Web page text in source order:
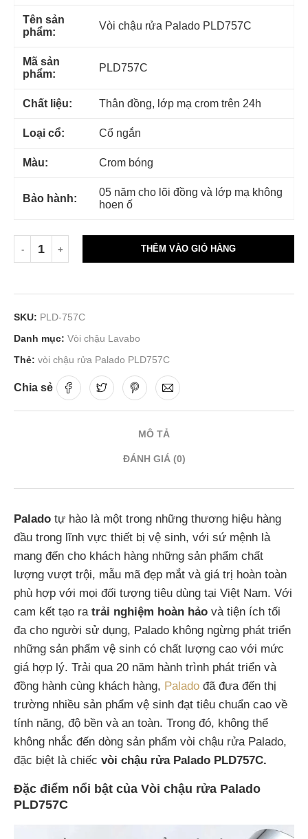
Tên sản
phẩm:
Vòi chậu rửa Palado PLD757C
Mã sản
phẩm:
PLD757C
Chất liệu: Thân đồng, lớp mạ crom trên 24h
Loại cổ: Cổ ngắn
Màu: Crom bóng
Bảo hành:
05 năm cho lõi đồng và lớp mạ không
hoen ố
THÊM VÀO GIỎ HÀNG
SKU: PLD-757C
Danh mục: Vòi chậu Lavabo
Thẻ: vòi chậu rửa Palado PLD757C
Chia sẻ
MÔ TẢ
ĐÁNH GIÁ (0)
Palado tự hào là một trong những thương hiệu hàng
đầu trong lĩnh vực thiết bị vệ sinh, với sứ mệnh là
mang đến cho khách hàng những sản phẩm chất
lượng vượt trội, mẫu mã đẹp mắt và giá trị hoàn toàn
phù hợp với mọi đối tượng tiêu dùng tại Việt Nam. Với
cam kết tạo ratrải nghiệm hoàn hảo và tiện ích tối
đa cho người sử dụng, Palado không ngừng phát triển
những sản phẩm vệ sinh có chất lượng cao với mức
giá hợp lý. Trải qua 20 năm hành trình phát triển và
đồng hành cùng khách hàng, Palado đã đưa đến thị
trường nhiều sản phẩm vệ sinh đạt tiêu chuẩn cao về
tính năng, độ bền và an toàn. Trong đó, không thể
không nhắc đến dòng sản phẩm vòi chậu rửa Palado,
đặc biệt là chiếc vòi chậu rửa Palado PLD757C.
Đặc điểm nổi bật của Vòi chậu rửa Palado
PLD757C